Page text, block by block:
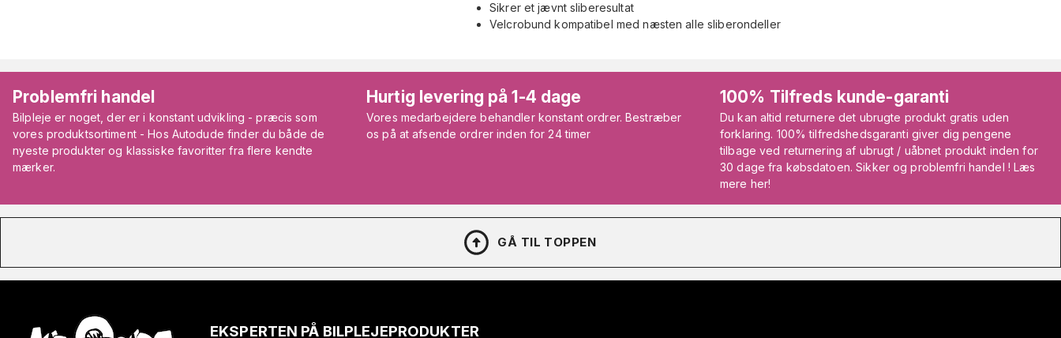
Sikrer et jævnt sliberesultat
Velcrobund kompatibel med næsten alle sliberondeller
Problemfri handel
Bilpleje er noget, der er i konstant udvikling - præcis som
vores produktsortiment - Hos Autodude finder du både de
nyeste produkter og klassiske favoritter fra flere kendte
mærker.
Hurtig levering på 1-4 dage
Vores medarbejdere behandler konstant ordrer. Bestræber
os på at afsende ordrer inden for 24 timer
100% Tilfreds kunde-garanti
Du kan altid returnere det ubrugte produkt gratis uden
forklaring. 100% tilfredshedsgaranti giver dig pengene
tilbage ved returnering af ubrugt / uåbnet produkt inden for
30 dage fra købsdatoen. Sikker og problemfri handel ! Læs
mere her!
GÅ TIL TOPPEN
EKSPERTEN PÅ BILPLEJEPRODUKTER